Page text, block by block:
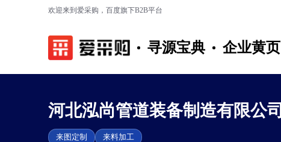
欢迎来到爱采购，百度旗下B2B平台
寻源宝典 企业黄页
河北泓尚管道装备制造有限公司
来图定制 来料加工